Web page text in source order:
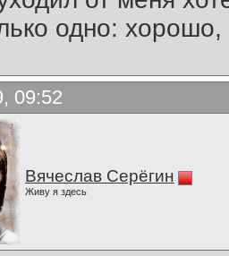
одно:
09:52
Вячеслав Серёгин
Живу я здесь